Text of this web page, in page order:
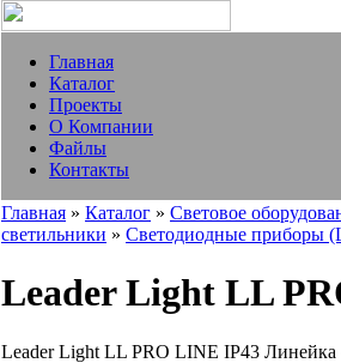
Главная
Каталог
Проекты
О Компании
Файлы
Контакты
Главная » Каталог » Световое
светильники » Светодиодные приборы
Leader Light LL
Leader Light LL PRO LINE IP43 Линейка